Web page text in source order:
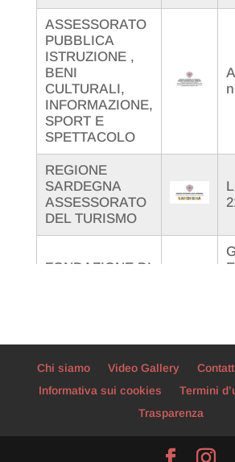
ASSESSORATO
PUBBLICA
ISTRUZIONE ,
BENI
CULTURALI,
INFORMAZIONE,
SPORT E
SPETTACOLO
REGIONE
SARDEGNA
ASSESSORATO
DEL TURISMO
FONDAZIONE DI
Chi siamo Video Gallery
Informativa sui cookies
Termini
Trasparenza